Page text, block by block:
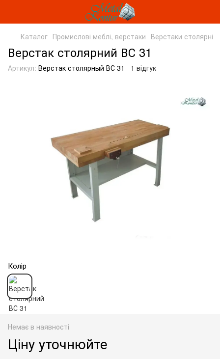
Каталог Промислові меблі, верстаки Верстаки столярні
Верстак столярний ВС 31
Артикул: Верстак столярный ВС 31 1 відгук
Колір
Немає в наявності
Ціну уточнюйте